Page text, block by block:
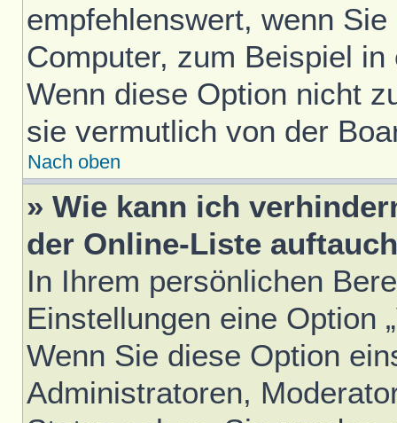
empfehlenswert, wenn
Computer, zum Beispiel
Wenn diese Option nicht
sie vermutlich von der
Nach oben
» Wie kann ich
der Online-Liste
In Ihrem persönlichen
Einstellungen eine Option
Wenn Sie diese Option
Administratoren,